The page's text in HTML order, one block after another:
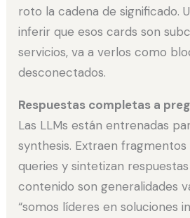
roto la cadena de significado.
inferir que esos cards son
servicios, va a verlos como
desconectados.
Respuestas completas a
Las LLMs están entrenadas
synthesis. Extraen
queries y sintetizan
contenido son generalidades
“somos líderes en soluciones